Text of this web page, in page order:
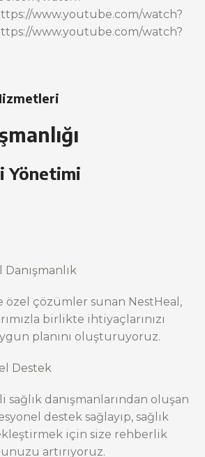
www.youtube.com/watch?
www.youtube.com/watch?
Yönetimi
Danışmanlık
özel çözümler sunan NestHeal,
birlikte ihtiyaçlarınızı
planını oluşturuyoruz.
Destek
sağlık danışmanlarından oluşan
destek sağlayıp, sağlık
için size rehberlik
artırıyoruz.